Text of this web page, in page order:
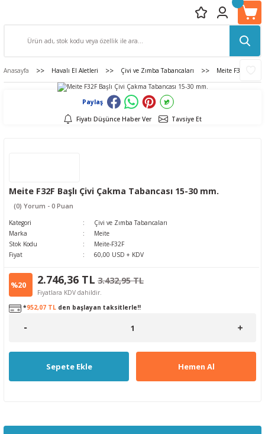
Anasayfa Havalı El Aletleri Çivi ve Zımba Tabancaları Meite F32F
Paylaş
Fiyatı Düşünce Haber Ver Tavsiye Et
Meite F32F Başlı Çivi Çakma Tabancası 15-30 mm.
(0) Yorum - 0 Puan
Kategori
Çivi ve Zımba Tabancaları
Marka
Meite
Stok Kodu
Meite-F32F
Fiyat
60,00 USD + KDV
%20 2.746,36 TL 3.432,95 TL
Fiyatlara KDV dahildir.
*952,07 TL den başlayan taksitlerle!!
Sepete Ekle Hemen Al